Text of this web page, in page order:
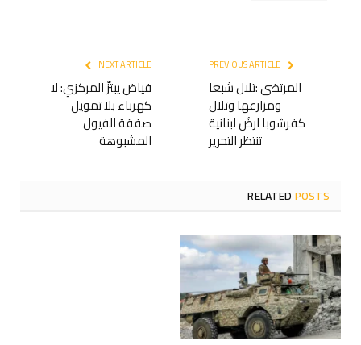
المرتضى :تلال شبعا
ومزارعها وتلال
كفرشوبا ارضٌ لبنانية
تنتظر التحرير
NEXT ARTICLE
فياض يبتزّ المركزي: لا
كهرباء بلا تمويل
صفقة الفيول
المشبوهة
RELATEDPOSTS